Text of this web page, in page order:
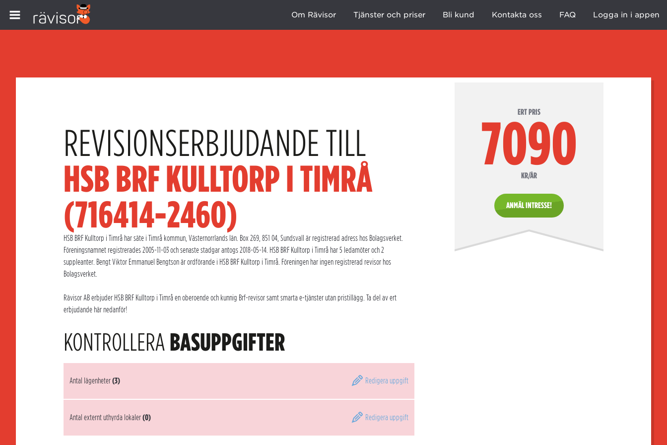
Om Rävisor Tjänster och priser Bli kund Kontakta oss FAQ Logga in i appen
ERT PRIS
7090
KR/ÅR
ANMÄL INTRESSE!
REVISIONSERBJUDANDE TILL
HSB BRF KULLTORP I TIMRÅ
(716414-2460)
HSB BRF Kulltorp i Timrå har säte i Timrå kommun, Västernorrlands län. Box 269, 851 04, Sundsvall är registrerad adress hos Bolagsverket.
Föreningsnamnet registrerades 2005-11-03 och senaste stadgar antogs 2018-05-14. HSB BRF Kulltorp i Timrå har 5 ledamöter och 2
suppleanter. Bengt Viktor Emmanuel Bengtson är ordförande i HSB BRF Kulltorp i Timrå. Föreningen har ingen registrerad revisor hos
Bolagsverket.
Rävisor AB erbjuder HSB BRF Kulltorp i Timrå en oberoende och kunnig Brf-revisor samt smarta e-tjänster utan pristillägg. Ta del av ert
erbjudande här nedanför!
KONTROLLERABASUPPGIFTER
Antal lägenheter(3) Redigera uppgift
Antal externt uthyrda lokaler(0) Redigera uppgift